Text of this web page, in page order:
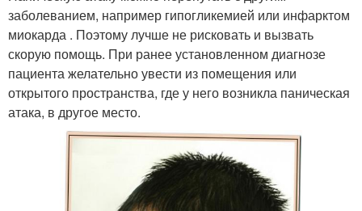
заболеванием, например гипогликемией или инфарктом
миокарда . Поэтому лучше не рисковать и вызвать
скорую помощь. При ранее установленном диагнозе
пациента желательно увести из помещения или
открытого пространства, где у него возникла паническая
атака, в другое место.